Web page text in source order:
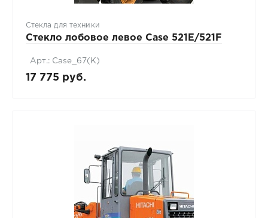
Стекла для техники
Стекло лобовое левое Case 521Е/521F
Арт.: Case_67(К)
17 775 руб.